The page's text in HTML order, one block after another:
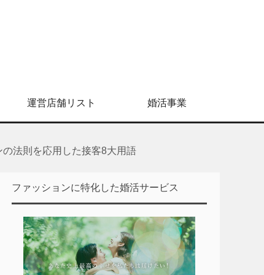
運営店舗リスト 婚活事業
法則を応用した接客8大用語
ファッションに特化した婚活サービス